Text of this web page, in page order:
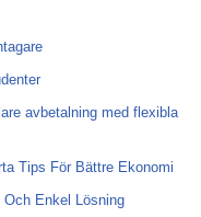
avbetalning med flexibla
Tips För Bättre Ekonomi
Och Enkel Lösning